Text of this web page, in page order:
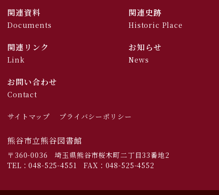
関連資料
Documents
関連史跡
Historic Place
関連リンク
Link
お知らせ
News
お問い合わせ
Contact
サイトマップ プライバシーポリシー
熊谷市立熊谷図書館
〒360-0036埼玉県熊谷市桜木町二丁目33番地2
TEL：048-525-4551 FAX：048-525-4552